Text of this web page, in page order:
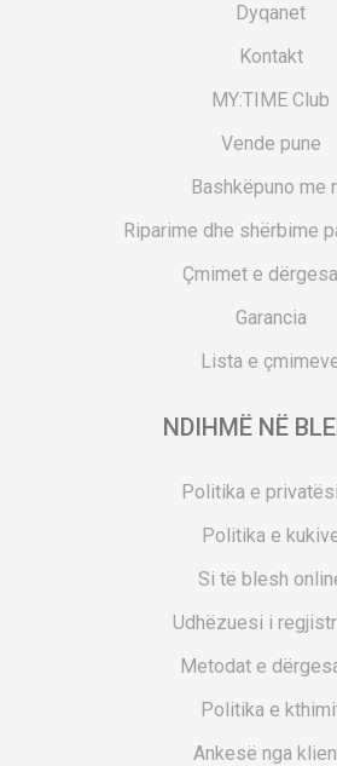
Dyqanet
Kontakt
MY:TIME Club
Vende pune
Bashkëpuno me
Riparime dhe shërbime
Çmimet e
Garancia
Lista e
NDIHMË NË
Politika e
Politika e
Si të blesh
Udhëzuesi i
Metodat e
Politika e
Ankesë nga